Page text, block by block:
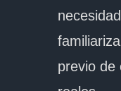
previo de